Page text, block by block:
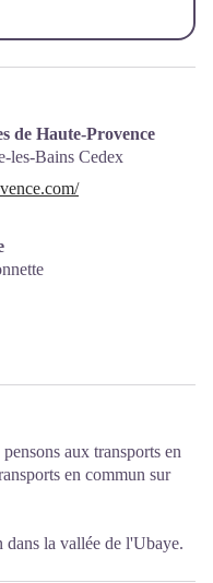
de Haute-Provence
les-Bains Cedex
aux transports en
en commun sur
dans la vallée de l'Ubaye.